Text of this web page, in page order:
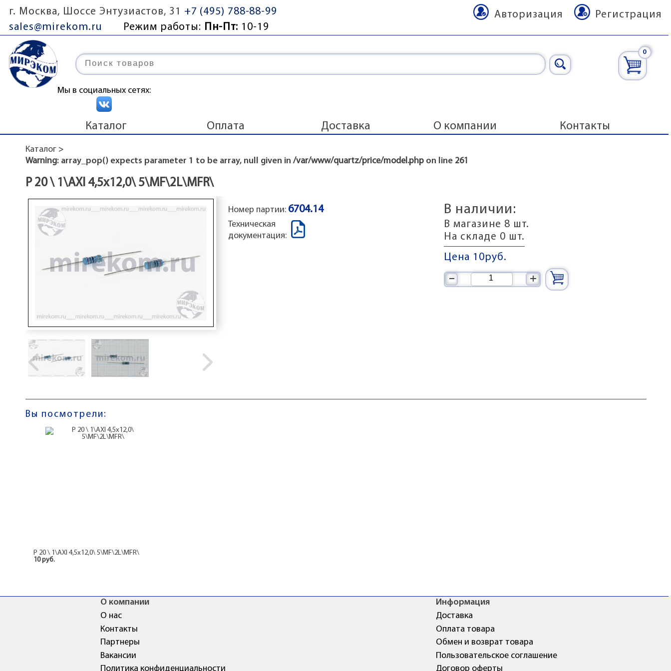
г. Москва, Шоссе Энтузиастов, 31
+7 (495) 788-88-99
sales@mirekom.ru
Режим работы: Пн-Пт: 10-19
Регистрация
Авторизация
Мы в социальных сетях:
0
Каталог Оплата Доставка О компании Контакты
Каталог>
Warning: array_pop() expects parameter 1 to be array, null given in /var/www/quartz/price/model.phpon line 261
Р 20 \ 1\AXI 4,5x12,0\ 5\MF\2L\MFR\
Номер партии: 6704.14
Техническая
документация:
В наличии:
В магазине 8 шт.
На складе 0 шт.
Цена 10руб.
+
–
Вы посмотрели:
Р 20 \ 1\AXI 4,5x12,0\ 5\MF\2L\MFR\
10 руб.
О компании
О нас
Контакты
Партнеры
Вакансии
Политика конфиденциальности
Информация
Доставка
Оплата товара
Обмен и возврат товара
Пользовательское соглашение
Договор оферты